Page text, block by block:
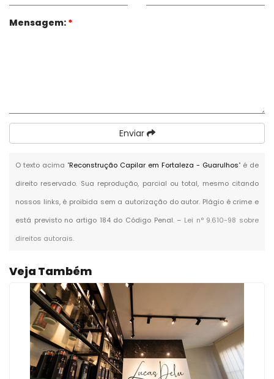
Mensagem: *
Enviar
O texto acima "Reconstrução Capilar em Fortaleza - Guarulhos" é de
direito reservado. Sua reprodução, parcial ou total, mesmo citando
nossos links, é proibida sem a autorização do autor. Plágio é crime e
está previsto no artigo 184 do Código Penal. – Lei n° 9.610-98 sobre
direitos autorais.
Veja Também